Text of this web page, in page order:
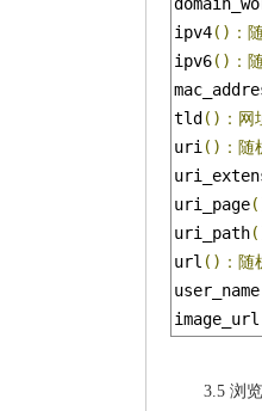
ipv4()：
ipv6()：
tld ()：网
uri ()：随
uri_page
uri_path
url ()：随
user_name
image_url
3.5 浏